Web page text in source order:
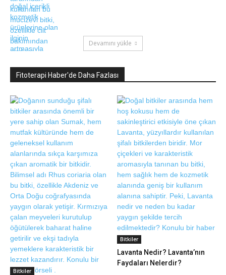
Devamını yükle
Fitoterapi Haber'de Daha Fazlası
Bitkiler
Bitkiler
Lavanta Nedir? Lavanta’nın
Faydaları Nelerdir?